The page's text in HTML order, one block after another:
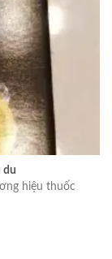
du
hiệu thuốc